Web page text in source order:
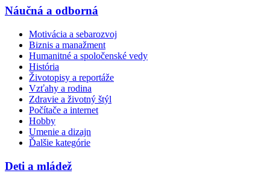
Náučná a odborná
Motivácia a sebarozvoj
Biznis a manažment
Humanitné a spoločenské vedy
História
Životopisy a reportáže
Vzťahy a rodina
Zdravie a životný štýl
Počítače a internet
Hobby
Umenie a dizajn
Ďalšie kategórie
Deti a mládež